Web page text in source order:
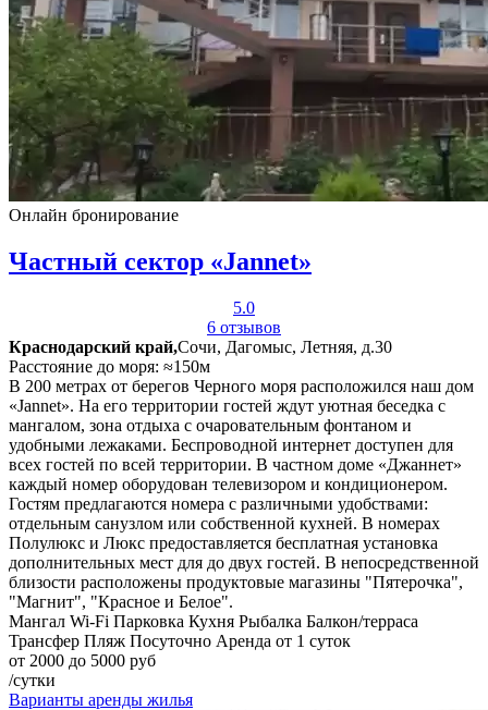
Онлайн бронирование
Частный сектор «Jannet»
5.0
6 отзывов
Краснодарский край,Сочи, Дагомыс, Летняя, д.30
Расстояние до моря: ≈150м
В 200 метрах от берегов Черного моря расположился наш дом
«Jannet». На его территории гостей ждут уютная беседка с
мангалом, зона отдыха с очаровательным фонтаном и
удобными лежаками. Беспроводной интернет доступен для
всех гостей по всей территории. В частном доме «Джаннет»
каждый номер оборудован телевизором и кондиционером.
Гостям предлагаются номера с различными удобствами:
отдельным санузлом или собственной кухней. В номерах
Полулюкс и Люкс предоставляется бесплатная установка
дополнительных мест для до двух гостей. В непосредственной
близости расположены продуктовые магазины "Пятерочка",
"Магнит", "Красное и Белое".
Мангал Wi-Fi Парковка Кухня Рыбалка Балкон/терраса
Трансфер Пляж Посуточно Аренда от 1 суток
от 2000 до 5000 руб
/сутки
Варианты аренды жилья